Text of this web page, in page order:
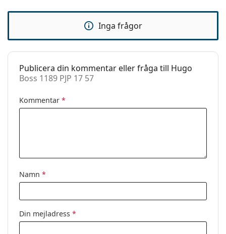
näskuddar:
Putsduk:
Övrigt
Kön:
Kategori:
Glasögon
Inga frågor
Publicera din kommentar eller fråga till Hugo
Boss 1189 PJP 17 57
Kommentar *
Namn *
Din mejladress *